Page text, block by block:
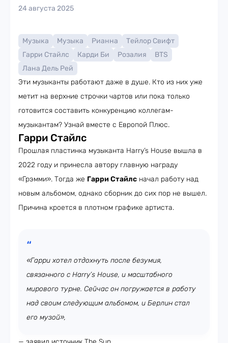
24 августа 2025
Музыка Музыка Рианна
Тейлор Свифт
Гарри Стайлс
Карди Би Розалия
BTS
Лана Дель Рей
Эти музыканты работают даже в душе. Кто из них уже
метит на верхние строчки чартов или пока только
готовится составить конкуренцию коллегам-
музыкантам? Узнай вместе с Европой Плюс.
Гарри Стайлс
Прошлая пластинка музыканта Harry’s House вышла в
2022 году и принесла автору главную награду
«Грэмми». Тогда же Гарри Стайлс начал работу над
новым альбомом, однако сборник до сих пор не вышел.
Причина кроется в плотном графике артиста.
«Гарри хотел отдохнуть после безумия,
связанного с Harry’s House, и масштабного
мирового турне. Сейчас он погружается в работу
над своим следующим альбомом, и Берлин стал
его музой»,